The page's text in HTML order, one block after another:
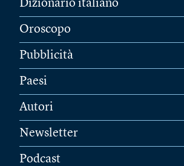
Dizionario italiano
Oroscopo
Pubblicità
Paesi
Autori
Newsletter
Podcast